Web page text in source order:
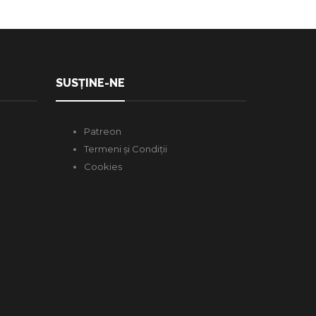
SUSȚINE-NE
Patreon
Termeni și Condiții
Cookies